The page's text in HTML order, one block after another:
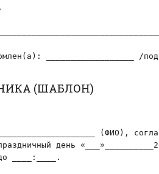
__________________ /
(ШАБЛОН)
(ФИО),
день
____:____.